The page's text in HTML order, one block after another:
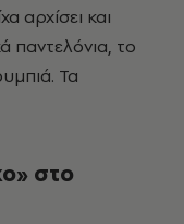
αρχίσει και
παντελόνια, το
Τα
στο